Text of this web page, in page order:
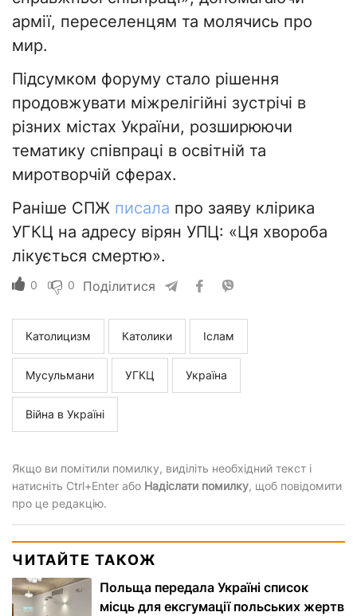
армії, переселенцям та молячись про
мир.
Підсумком форуму стало рішення
продовжувати міжрелігійні зустрічі в
різних містах України, розширюючи
тематику співпраці в освітній та
миротворчій сферах.
Раніше СПЖ писала про заяву клірика
УГКЦ на адресу вірян УПЦ: «Ця хвороба
лікується смертю».
0 0 Поділитися
Католицизм Католики Іслам
Мусульмани УГКЦ Україна
Війна в Україні
Якщо ви помітили помилку, виділіть необхідний текст і
натисніть Ctrl+Enter або Надіслати помилку, щоб повідомити
про це редакцію.
ЧИТАЙТЕ ТАКОЖ
Польща передала Україні список
місць для ексгумації польських жертв